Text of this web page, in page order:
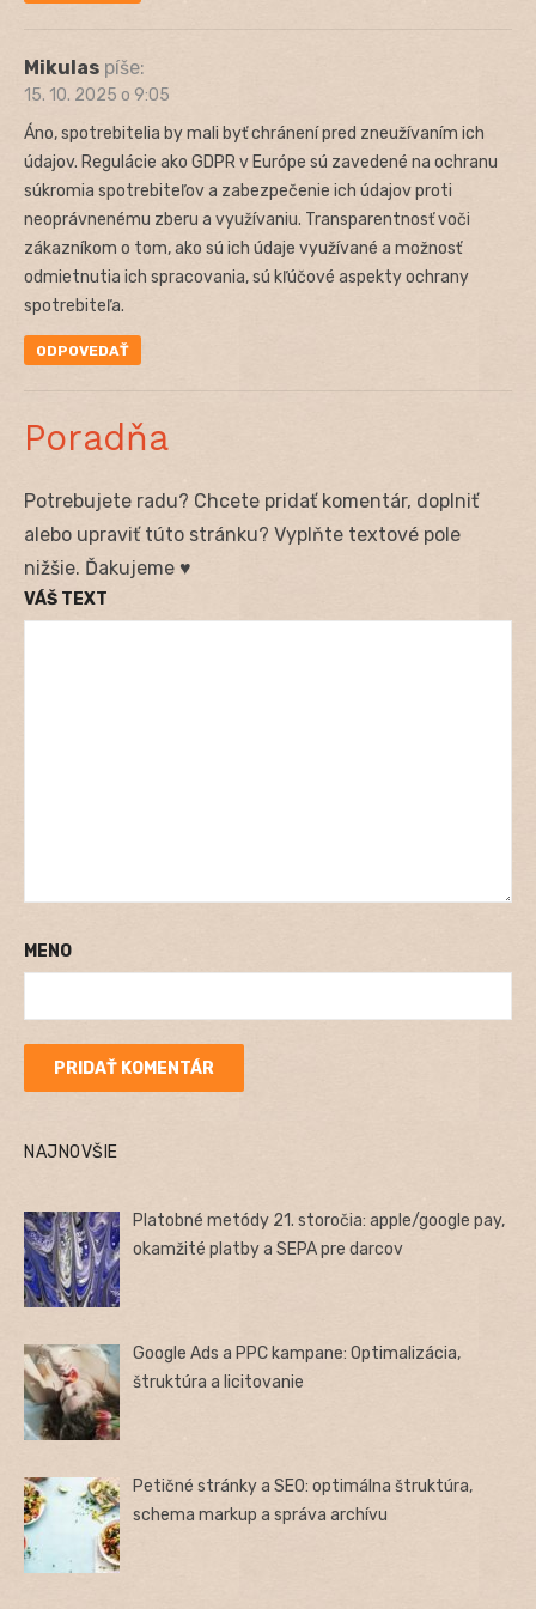
Mikulas píše:
15. 10. 2025 o 9:05
Áno, spotrebitelia by mali byť chránení pred zneužívaním ich
údajov. Regulácie ako GDPR v Európe sú zavedené na ochranu
súkromia spotrebiteľov a zabezpečenie ich údajov proti
neoprávnenému zberu a využívaniu. Transparentnosť voči
zákazníkom o tom, ako sú ich údaje využívané a možnosť
odmietnutia ich spracovania, sú kľúčové aspekty ochrany
spotrebiteľa.
ODPOVEDAŤ
Poradňa
Potrebujete radu? Chcete pridať komentár, doplniť
alebo upraviť túto stránku? Vyplňte textové pole
nižšie. Ďakujeme ♥
VÁŠ TEXT
MENO
NAJNOVŠIE
Platobné metódy 21. storočia: apple/google pay,
okamžité platby a SEPA pre darcov
Google Ads a PPC kampane: Optimalizácia,
štruktúra a licitovanie
Petičné stránky a SEO: optimálna štruktúra,
schema markup a správa archívu